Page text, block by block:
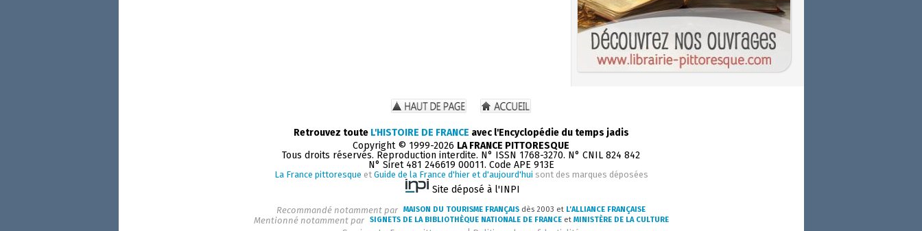
Retrouvez toute L'HISTOIRE DE FRANCE avec l'Encyclopédie du temps jadis
Copyright © 1999-2026 LA FRANCE PITTORESQUE
Tous droits réservés. Reproduction interdite. N° ISSN 1768-3270. N° CNIL 824 842
N° Siret 481 246619 00011. Code APE 913E
La France pittoresque et Guide de la France d'hier et d'aujourd'hui sont des marques déposées
Site déposé à l'INPI
Recommandé notamment par MAISON DU TOURISME FRANÇAIS dès 2003 et L'ALLIANCE FRANÇAISE
Mentionné notamment par SIGNETS DE LA BIBLIOTHÈQUE NATIONALE DE FRANCEet MINISTÈRE DE LA CULTURE